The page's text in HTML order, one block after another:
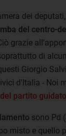
dei deputati,
del centro-
Ciò grazie
di
Giorgio
d'Italia - Noi
partito
sono Pd
misto e quello